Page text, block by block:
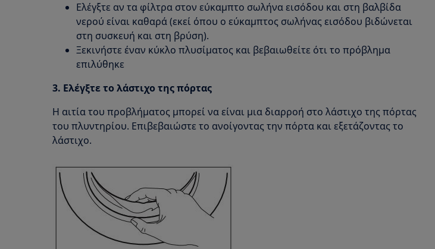
Ελέγξτε αν τα φίλτρα στον εύκαμπτο σωλήνα εισόδου και στη βαλβίδα
νερού είναι καθαρά (εκεί όπου ο εύκαμπτος σωλήνας εισόδου βιδώνεται
στη συσκευή και στη βρύση).
Ξεκινήστε έναν κύκλο πλυσίματος και βεβαιωθείτε ότι το πρόβλημα
επιλύθηκε
3. Ελέγξτε το λάστιχο της πόρτας
Η αιτία του προβλήματος μπορεί να είναι μια διαρροή στο λάστιχο της πόρτας
του πλυντηρίου. Επιβεβαιώστε το ανοίγοντας την πόρτα και εξετάζοντας το
λάστιχο.